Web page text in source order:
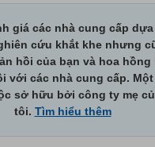
giá các nhà cung cấp
cứu khắt khe nhưng
hồi của bạn và hoa hồng
với các nhà cung cấp.
sở hữu bởi công ty mẹ
tôi. Tìm hiểu thêm